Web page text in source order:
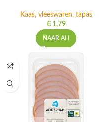
Kaas, vleeswaren, tapas
€1,79
NAAR AH